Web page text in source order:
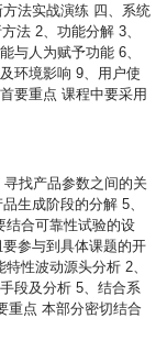
法实战演练 四、系统
法 2、功能分解 3、
与人为赋予功能 6、
环境影响 9、用户使
要重点 课程中要采用
找产品参数之间的关
生成阶段的分解 5、
结合可靠性试验的设
参与到具体课题的开
性波动源头分析 2、
段及分析 5、结合系
重点 本部分密切结合